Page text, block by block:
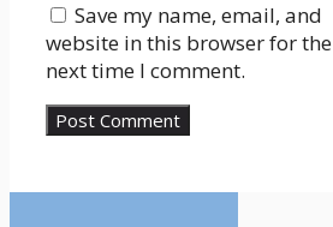
Save my name, email, and
website in this browser for the
next time I comment.